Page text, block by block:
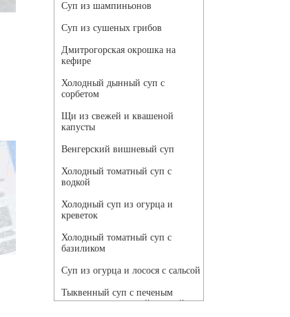
Суп из шампиньонов
Суп из сушеных грибов
Дмитрогорская окрошка на
кефире
Холодный дынный суп с
сорбетом
Щи из свежей и квашеной
капусты
Венгерский вишневый суп
Холодный томатный суп с
водкой
Холодный суп из огурца и
креветок
Холодный томатный суп с
базиликом
Суп из огурца и лосося с сальсой
Тыквенный суп с печеным
чесноком и томатной сальсой